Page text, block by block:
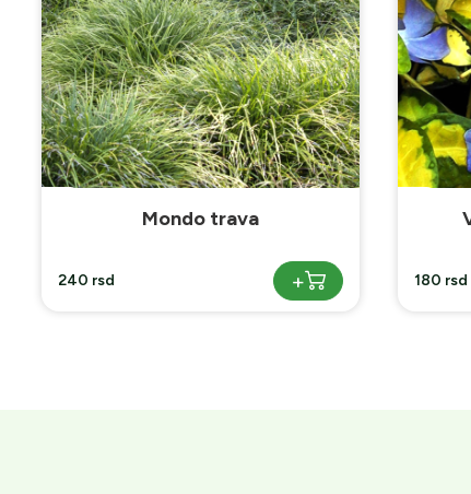
Vinka minor šatirana
180 rsd + 250 rsd